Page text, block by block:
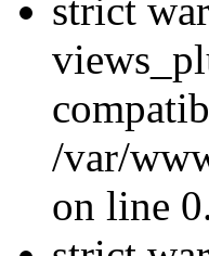
strict
/var/
on line